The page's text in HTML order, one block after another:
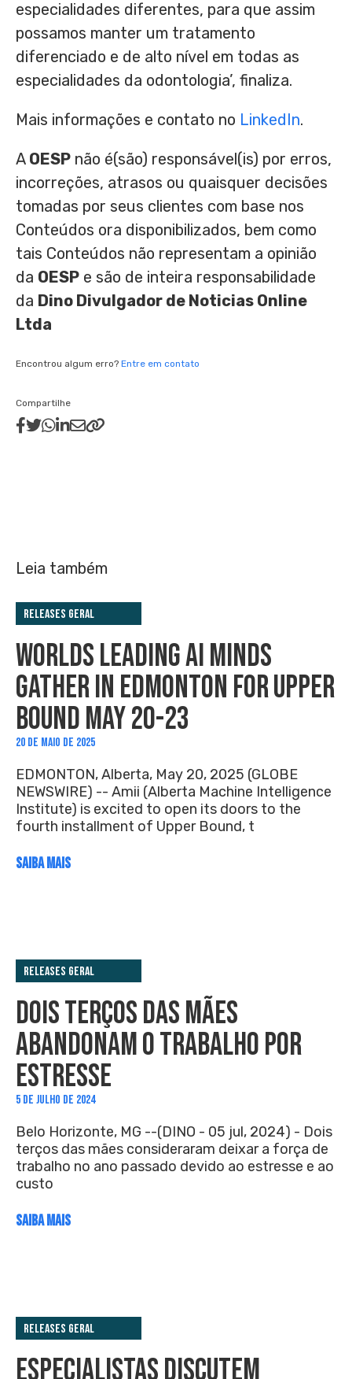
especialidades diferentes, para que assim
possamos manter um tratamento
diferenciado e de alto nível em todas as
especialidades da odontologia’, finaliza.
Mais informações e contato no LinkedIn.
A OESP não é(são) responsável(is) por erros,
incorreções, atrasos ou quaisquer decisões
tomadas por seus clientes com base nos
Conteúdos ora disponibilizados, bem como
tais Conteúdos não representam a opinião
da OESP e são de inteira responsabilidade
da Dino Divulgador de Noticias Online
Ltda
Encontrou algum erro? Entre em contato
Compartilhe
Leia também
Releases Geral
WORLDS LEADING AI MINDS
GATHER IN EDMONTON FOR UPPER
BOUND MAY 20-23
20 DE MAIO DE 2025
EDMONTON, Alberta, May 20, 2025 (GLOBE
NEWSWIRE) -- Amii (Alberta Machine Intelligence
Institute) is excited to open its doors to the
fourth installment of Upper Bound, t
SAIBA MAIS
Releases Geral
DOIS TERÇOS DAS MÃES
ABANDONAM O TRABALHO POR
ESTRESSE
5 DE JULHO DE 2024
Belo Horizonte, MG --(DINO - 05 jul, 2024) - Dois
terços das mães consideraram deixar a força de
trabalho no ano passado devido ao estresse e ao
custo
SAIBA MAIS
Releases Geral
ESPECIALISTAS DISCUTEM